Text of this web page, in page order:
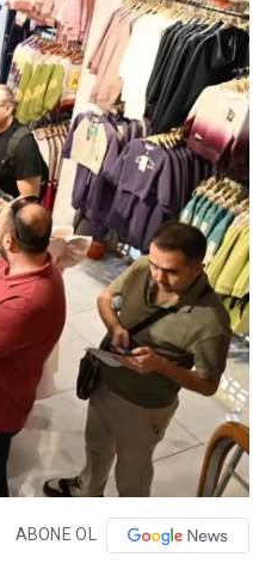
ABONE OL